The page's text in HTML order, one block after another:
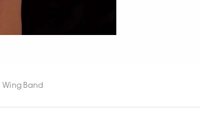
Wing Band